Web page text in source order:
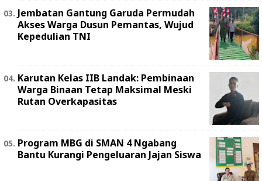
Jembatan Gantung Garuda Permudah
Akses Warga Dusun Pemantas, Wujud
Kepedulian TNI
Karutan Kelas IIB Landak: Pembinaan
Warga Binaan Tetap Maksimal Meski
Rutan Overkapasitas
Program MBG di SMAN 4 Ngabang
Bantu Kurangi Pengeluaran Jajan Siswa